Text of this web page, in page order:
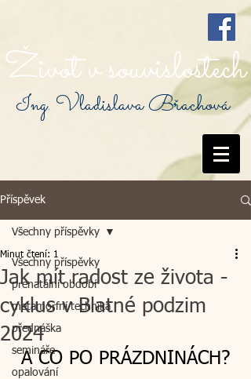
Život v souvislostech
Ing. Vladislava Břachová
Příspěvek
Všechny příspěvky
prenatální období
metamorfní technika
přednáška
semináře
opalování
Všechny příspěvky
Jak mít radost ze života -
cyklus v Blatné podzim
2024
Minut čtení: 1
A CO PO PRÁZDNINÁCH?